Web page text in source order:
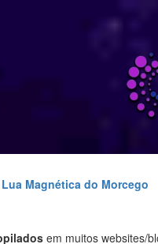
Magnética do Morcego
em muitos websites/